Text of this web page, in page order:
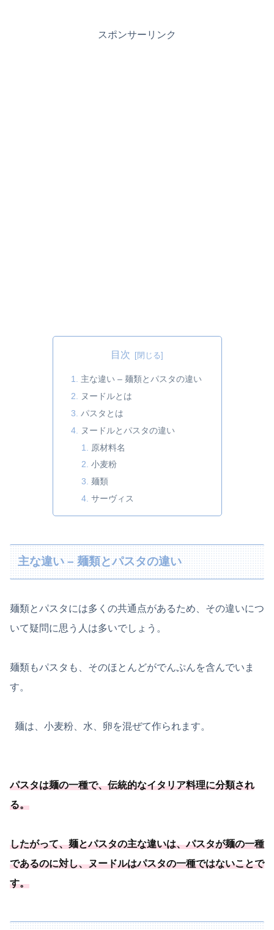
スポンサーリンク
目次
主な違い – 麺類とパスタの違い
ヌードルとは
パスタとは
ヌードルとパスタの違い
原材料名
小麦粉
麺類
サーヴィス
主な違い – 麺類とパスタの違い
麺類とパスタには多くの共通点があるため、その違いにつ
いて疑問に思う人は多いでしょう。
麺類もパスタも、そのほとんどがでんぷんを含んでいま
す。
麺は、小麦粉、水、卵を混ぜて作られます。
パスタは麺の一種で、伝統的なイタリア料理に分類され
る。
したがって、麺とパスタの主な違いは、パスタが麺の一種
であるのに対し、ヌードルはパスタの一種ではないことで
す。